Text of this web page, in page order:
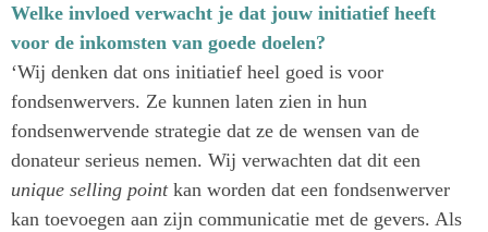
Welke invloed verwacht je dat jouw initiatief heeft
voor de inkomsten van goede doelen?
‘Wij denken dat ons initiatief heel goed is voor
fondsenwervers. Ze kunnen laten zien in hun
fondsenwervende strategie dat ze de wensen van de
donateur serieus nemen. Wij verwachten dat dit een
unique selling pointkan worden dat een fondsenwerver
kan toevoegen aan zijn communicatie met de gevers. Als